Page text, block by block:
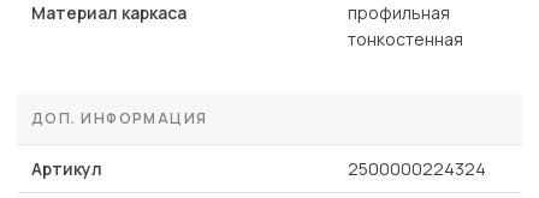
Материал каркаса
профильная
тонкостенная
ДОП. ИНФОРМАЦИЯ
Артикул 2500000224324